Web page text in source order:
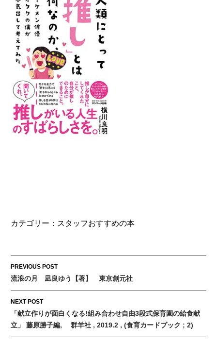
カテゴリー： スタッフおすすめの本
Post
navigation
PREVIOUS POST
流浪の月 凪良ゆう【著】 東京創元社
NEXT POST
「献立作りが面白くなる!組み合わせ自由3段式保育園の給食献
立」 藤原勝子編, 群羊社 , 2019.2 , (食育カードブック ; 2)